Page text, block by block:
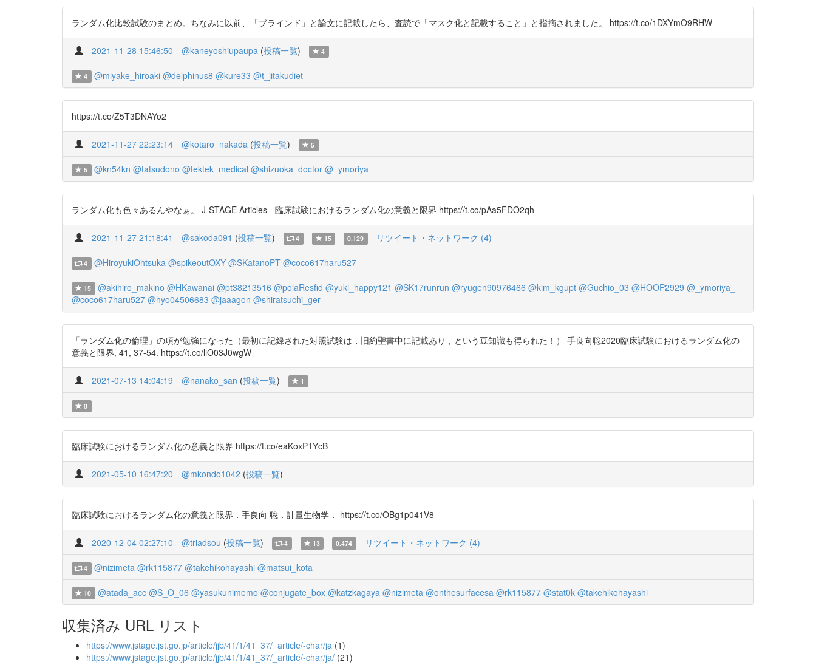
ランダム化比較試験のまとめ。ちなみに以前、「ブラインド」と論文に記載したら、査読で「マスク化と記載すること」と指摘されました。 https://t.co/1DXYmO9RHW
2021-11-28 15:46:50 @kaneyoshiupaupa (投稿一覧) 4
4 @miyake_hiroaki @delphinus8 @kure33 @t_jitakudiet
https://t.co/Z5T3DNAYo2
2021-11-27 22:23:14 @kotaro_nakada (投稿一覧) 5
5 @kn54kn @tatsudono @tektek_medical @shizuoka_doctor @_ymoriya_
ランダム化も色々あるんやなぁ。 J-STAGE Articles - 臨床試験におけるランダム化の意義と限界 https://t.co/pAa5FDO2qh
2021-11-27 21:18:41 @sakoda091 (投稿一覧) 4 15 0.129 リツイート・ネットワーク (4)
4 @HiroyukiOhtsuka @spikeoutOXY @SKatanoPT @coco617haru527
15 @akihiro_makino @HKawanai @pt38213516 @polaResfid @yuki_happy121 @SK17runrun @ryugen90976466 @kim_kgupt @Guchio_03 @HOOP2929 @_ymoriya_
@coco617haru527 @hyo04506683 @jaaagon @shiratsuchi_ger
「ランダム化の倫理」の項が勉強になった（最初に記録された対照試験は，旧約聖書中に記載あり，という豆知識も得られた！） 手良向聡2020臨床試験におけるランダム化の
意義と限界, 41, 37-54. https://t.co/liO03J0wgW
2021-07-13 14:04:19 @nanako_san (投稿一覧) 1
0
臨床試験におけるランダム化の意義と限界 https://t.co/eaKoxP1YcB
2021-05-10 16:47:20 @mkondo1042 (投稿一覧)
臨床試験におけるランダム化の意義と限界．手良向 聡．計量生物学． https://t.co/OBg1p041V8
2020-12-04 02:27:10 @triadsou (投稿一覧) 4 13 0.474 リツイート・ネットワーク (4)
4 @nizimeta @rk115877 @takehikohayashi @matsui_kota
10 @atada_acc @S_O_06 @yasukunimemo @conjugate_box @katzkagaya @nizimeta @onthesurfacesa @rk115877 @stat0k @takehikohayashi
収集済み URL リスト
https://www.jstage.jst.go.jp/article/jjb/41/1/41_37/_article/-char/ja (1)
https://www.jstage.jst.go.jp/article/jjb/41/1/41_37/_article/-char/ja/ (21)